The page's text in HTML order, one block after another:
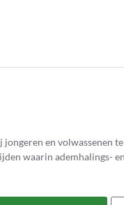
en volwassenen
waarin ademhalings-